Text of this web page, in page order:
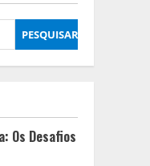
PESQUISAR
Os Desafios